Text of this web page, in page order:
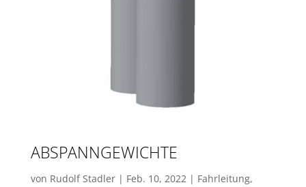
ABSPANNGEWICHTE
von Rudolf Stadler| Feb. 10, 2022 | Fahrleitung,